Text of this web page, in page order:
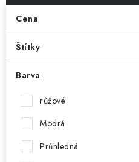
DOPRAVA A PLATBA
HODNOCENÍ OBCHODU
VRÁCENÍ ZBOŽÍ A REKLAMACE
Cena
Štítky
Barva
růžové
Modrá
Průhledná